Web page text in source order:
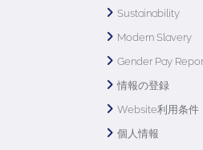
Sustainability
Modern Slavery
Gender Pay
情報の登録
Website利用条件
個人情報